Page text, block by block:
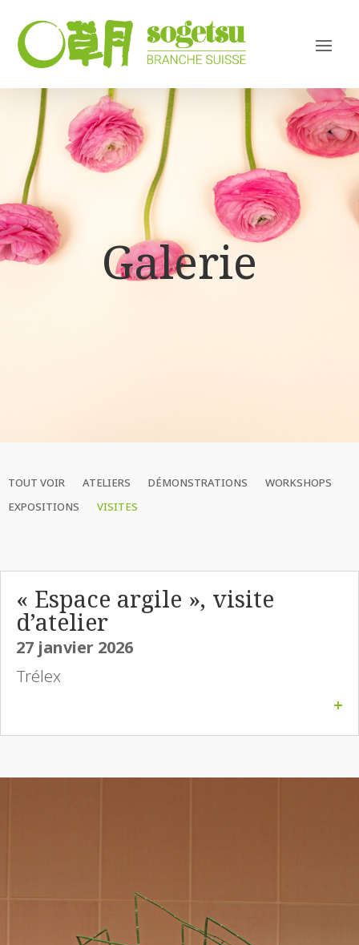
Galerie
TOUT VOIR ATELIERS DÉMONSTRATIONS
WORKSHOPS
EXPOSITIONS
VISITES
« Espace argile », visite
d’atelier
27 janvier 2026
Trélex
+